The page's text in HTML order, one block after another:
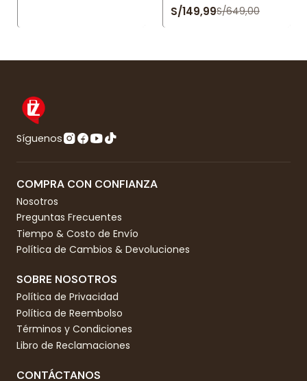
S/149,99S/649,00
Síguenos
COMPRA CON CONFIANZA
Nosotros
Preguntas Frecuentes
Tiempo & Costo de Envío
Política de Cambios & Devoluciones
SOBRE NOSOTROS
Política de Privacidad
Política de Reembolso
Términos y Condiciones
Libro de Reclamaciones
CONTÁCTANOS